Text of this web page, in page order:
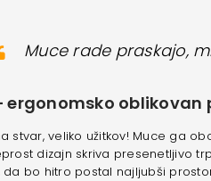
Muce rade praskajo,
ergonomsko oblikovan
stvar, veliko užitkov! Muce ga
dizajn skriva presenetljivo
da bo hitro postal najljubši